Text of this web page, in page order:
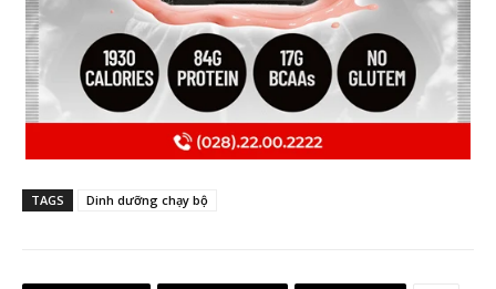
TAGS Dinh dưỡng chạy bộ